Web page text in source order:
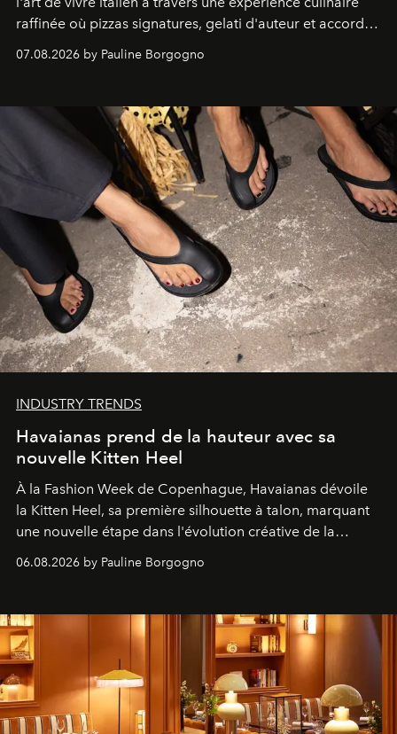
raffinée où pizzas signatures, gelati d'auteur et accords
d'exception composent un véritable voyage sensoriel.
07.08.2026 by Pauline Borgogno
INDUSTRY TRENDS
Havaianas prend de la hauteur avec sa
nouvelle Kitten Heel
À la Fashion Week de Copenhague, Havaianas dévoile
la Kitten Heel, sa première silhouette à talon, marquant
une nouvelle étape dans l'évolution créative de la
06.08.2026 by Pauline Borgogno